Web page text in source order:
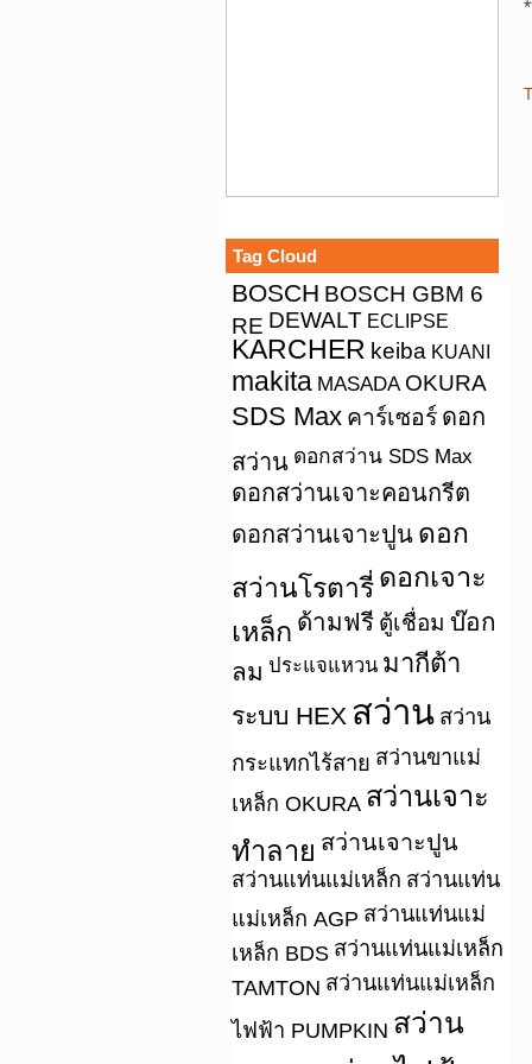
Tag Cloud
BOSCH BOSCH GBM 6
RE DEWALT ECLIPSE
KARCHER keiba KUANI
makita MASADA OKURA
SDS Max คาร์เซอร์ ดอก
สว่าน ดอกสว่าน SDS Max
ดอกสว่านเจาะคอนกรีต
ดอกสว่านเจาะปูน ดอก
สว่านโรตารี่ ดอกเจาะ
เหล็ก ด้ามฟรี ตู้เชื่อม บ๊อก
ลม ประแจแหวน มากีต้า
ระบบ HEX สว่าน สว่าน
กระแทกไร้สาย สว่านขาแม่
เหล็ก OKURA สว่านเจาะ
ทำลาย สว่านเจาะปูน
สว่านแท่นแม่เหล็ก สว่านแท่น
แม่เหล็ก AGP สว่านแท่นแม่
เหล็ก BDS สว่านแท่นแม่เหล็ก
TAMTON สว่านแท่นแม่เหล็ก
ไฟฟ้า PUMPKIN สว่าน